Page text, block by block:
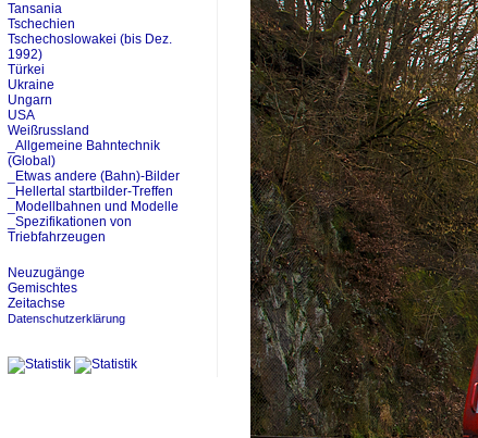
Tansania
Tschechien
Tschechoslowakei (bis Dez.
1992)
Türkei
Ukraine
Ungarn
USA
Weißrussland
_Allgemeine Bahntechnik
(Global)
_Etwas andere (Bahn)-Bilder
_Hellertal startbilder-Treffen
_Modellbahnen und Modelle
_Spezifikationen von
Triebfahrzeugen
Neuzugänge
Gemischtes
Zeitachse
Datenschutzerklärung